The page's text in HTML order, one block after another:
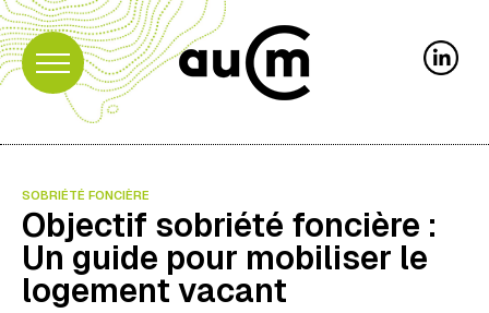
SOBRIÉTÉ FONCIÈRE
Objectif sobriété foncière :
Un guide pour mobiliser le
logement vacant